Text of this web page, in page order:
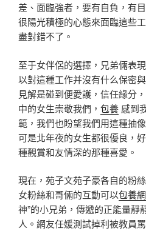
差、面臨強者，要有自負，有
很陽光積極的心態來面臨這些
盡對錯不了。
至于女伴侶的選擇，兄弟倆表
以對這種工作并沒有什么保密
見解是碰到便愛護，信任緣分
中的女生崇敬我們， 包養 感到
範，我們也盼望我們用這種抽
可是北年夜的女生都很優良，
種觀賞和友情深的那種喜愛。
現在，苑子文苑子豪各自的粉
女粉絲和哥倆的互動可以包養網
神”的小兄弟，傳遞的正能量靜
人。網友任媛測試掉利被教員